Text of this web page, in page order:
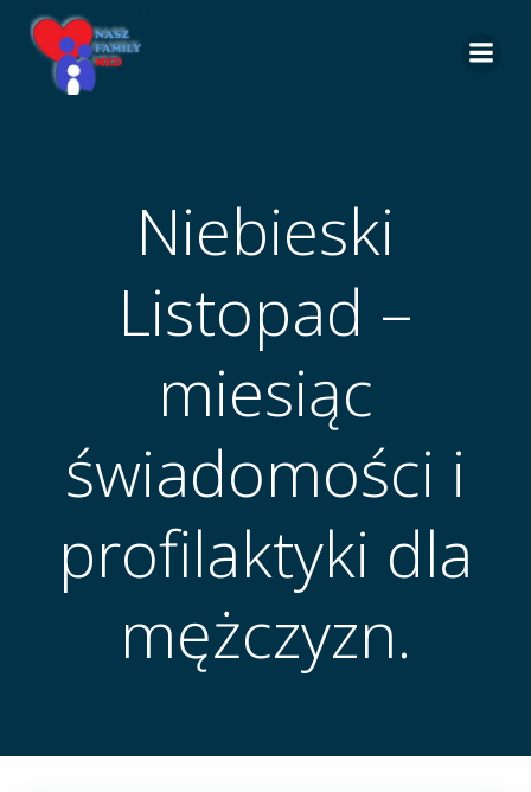
Niebieski
Listopad –
miesiąc
świadomości i
profilaktyki dla
mężczyzn.